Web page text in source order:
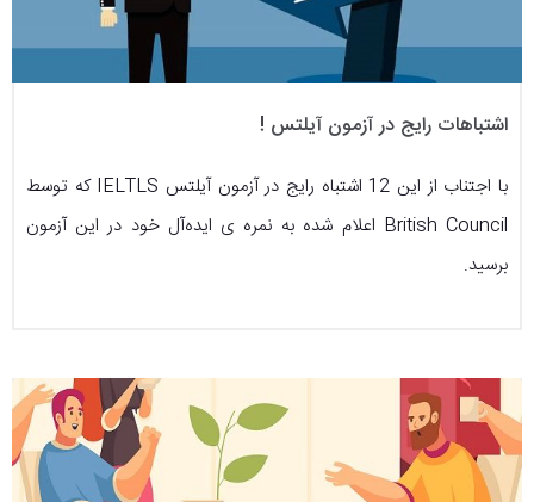
اشتباهات رایج در آزمون آیلتس !
با اجتناب از این 12 اشتباه رایج در آزمون آیلتس IELTLS که توسط
British Council اعلام شده به نمره ی ایده‌آل خود در این آزمون
برسید.